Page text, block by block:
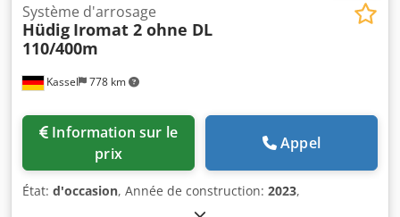
Kassel 778 km
Système d'arrosage
Hüdig Iromat 2 ohne DL
110/400m
prix
Appel
État: d'occasion, Année de construction: 2023,